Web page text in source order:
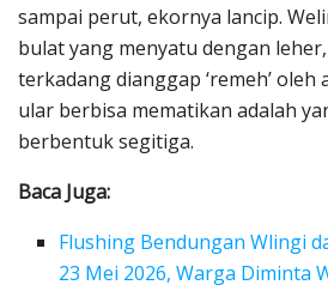
sampai perut, ekornya lancip.
bulat yang menyatu dengan
terkadang dianggap ‘remeh’ oleh
ular berbisa mematikan adalah
berbentuk segitiga.
Baca Juga:
Flushing Bendungan Wlingi
23 Mei 2026, Warga Diminta